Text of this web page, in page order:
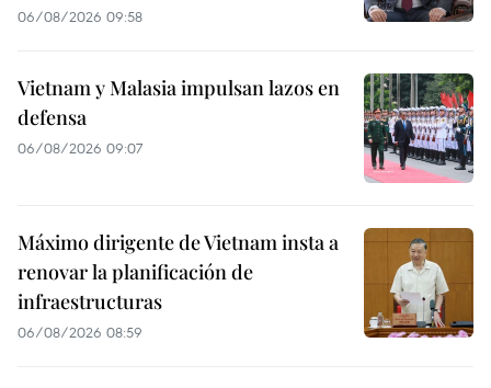
06/08/2026 09:58
Vietnam y Malasia impulsan lazos en
defensa
06/08/2026 09:07
Máximo dirigente de Vietnam insta a
renovar la planificación de
infraestructuras
06/08/2026 08:59